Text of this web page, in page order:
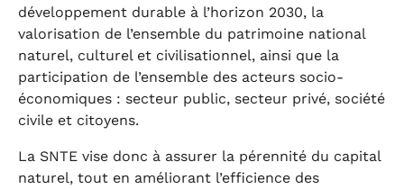
développement durable à l’horizon 2030, la
valorisation de l’ensemble du patrimoine national
naturel, culturel et civilisationnel, ainsi que la
participation de l’ensemble des acteurs socio-
économiques : secteur public, secteur privé, société
civile et citoyens.
La SNTE vise donc à assurer la pérennité du capital
naturel, tout en améliorant l’efficience des